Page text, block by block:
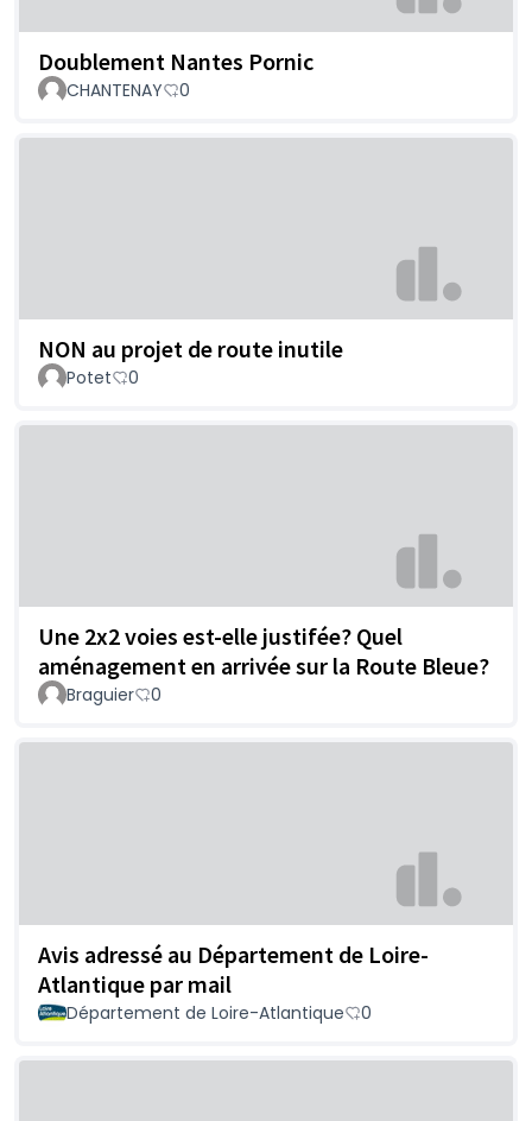
Doublement Nantes Pornic
CHANTENAY 0
NON au projet de route inutile
Potet 0
Une 2x2 voies est-elle justifée? Quel
aménagement en arrivée sur la Route Bleue?
Braguier 0
Avis adressé au Département de Loire-
Atlantique par mail
Département de Loire-Atlantique 0